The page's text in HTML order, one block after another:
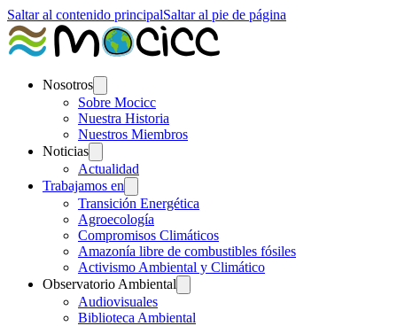
Saltar al contenido principalSaltar al pie de página
Nosotros
Sobre Mocicc
Nuestra Historia
Nuestros Miembros
Noticias
Actualidad
Trabajamos en
Transición Energética
Agroecología
Compromisos Climáticos
Amazonía libre de combustibles fósiles
Activismo Ambiental y Climático
Observatorio Ambiental
Audiovisuales
Biblioteca Ambiental